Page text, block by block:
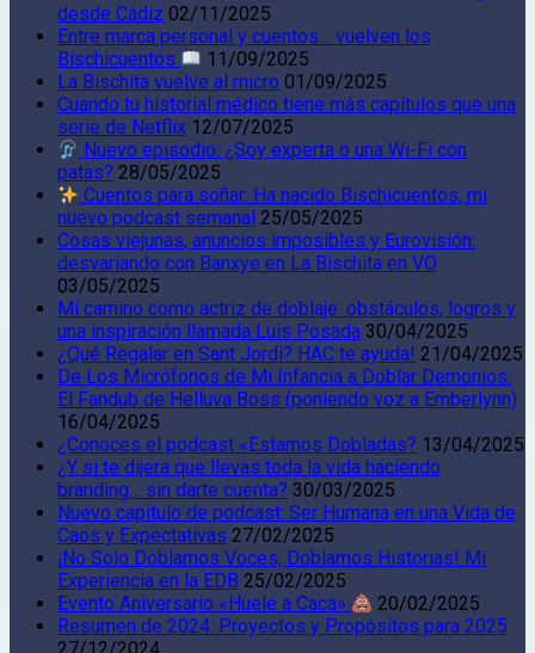
desde Cádiz 02/11/2025
Entre marca personal y cuentos… vuelven los
Bischicuentos
11/09/2025
La Bischita vuelve al micro 01/09/2025
Cuando tu historial médico tiene más capítulos que una
serie de Netflix 12/07/2025
Nuevo episodio: ¿Soy experta o una Wi-Fi con
patas? 28/05/2025
Cuentos para soñar: Ha nacido Bischicuentos, mi
nuevo podcast semanal 25/05/2025
Cosas viejunas, anuncios imposibles y Eurovisión:
desvariando con Banxye en La Bischita en VO
03/05/2025
Mi camino como actriz de doblaje: obstáculos, logros y
una inspiración llamada Luis Posada 30/04/2025
¿Qué Regalar en Sant Jordi? HAC te ayuda! 21/04/2025
De Los Micrófonos de Mi Infancia a Doblar Demonios:
El Fandub de Helluva Boss (poniendo voz a Emberlynn)
16/04/2025
¿Conoces el podcast «Estamos Dobladas? 13/04/2025
¿Y si te dijera que llevas toda la vida haciendo
branding… sin darte cuenta? 30/03/2025
Nuevo capitulo de podcast: Ser Humana en una Vida de
Caos y Expectativas 27/02/2025
¡No Solo Doblamos Voces, Doblamos Historias! Mi
Experiencia en la EDB 25/02/2025
Evento Aniversario «Huele a Caca»
20/02/2025
Resumen de 2024: Proyectos y Propósitos para 2025